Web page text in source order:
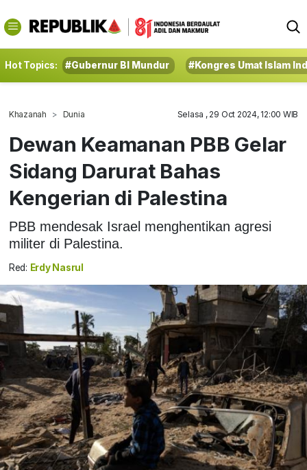
Hot Topics: #Gubernur BI Mundur #Kongres Umat Islam
Khazanah Dunia Selasa , 29 Oct 2024, 12:00 WIB
Dewan Keamanan PBB Gelar
Sidang Darurat Bahas
Kengerian di Palestina
PBB mendesak Israel menghentikan agresi
militer di Palestina.
Red: Erdy Nasrul